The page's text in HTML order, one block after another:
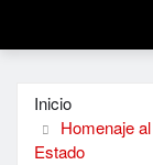
Inicio
Homenaje
Estado